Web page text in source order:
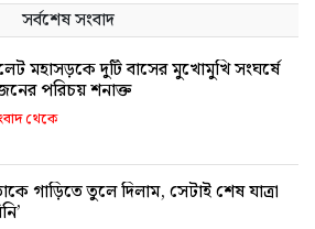
সর্বশেষ সংবাদ
মহাসড়কে দুটি বাসের মুখোমুখি সংঘর্ষে
পরিচয় শনাক্ত
থেকে
তুলে দিলাম, সেটাই শেষ যাত্রা